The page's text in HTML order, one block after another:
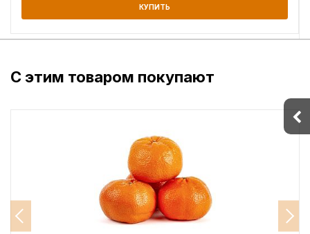
КУПИТЬ
С этим товаром покупают